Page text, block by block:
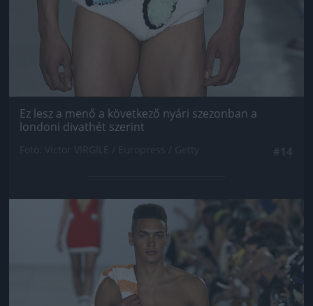
Ez lesz a menő a következő nyári szezonban a
londoni divathét szerint
Jön még kép!